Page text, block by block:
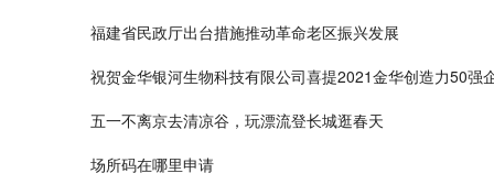
福建省民政厅出台措施推动革命老区振兴发展
祝贺金华银河生物科技有限公司喜提2021金华创造力50强
五一不离京去清凉谷，玩漂流登长城逛春天
场所码在哪里申请